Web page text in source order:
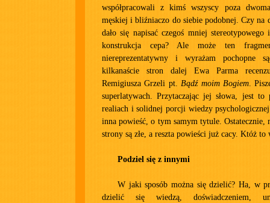
współpracowali z kimś wszyscy poza
męskiej i bliźniaczo do siebie podobnej. Czy na
dało się napisać czegoś mniej
konstrukcja cepa? Ale może ten
niereprezentatywny i wyrażam pochopne
kilkanaście stron dalej Ewa Parma
Remigiusza Grzeli pt.Bądź moim Bogiem.
superlatywach. Przytaczając jej słowa, jest to
realiach i solidnej porcji wiedzy
inna powieść, o tym samym tytule. Ostatecznie,
strony są złe, a reszta powieści już cacy. Któż to
Podziel się z innymi
W jaki sposób można się dzielić? Ha, w
dzielić się wiedzą, doświadczeniem,